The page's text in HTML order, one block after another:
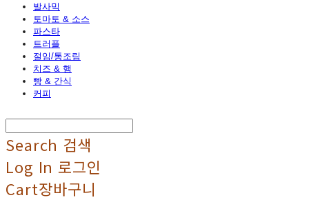
발사믹
토마토 & 소스
파스타
트러플
절임/통조림
치즈 & 햄
빵 & 간식
커피
Search 검색
Log In 로그인
Cart장바구니